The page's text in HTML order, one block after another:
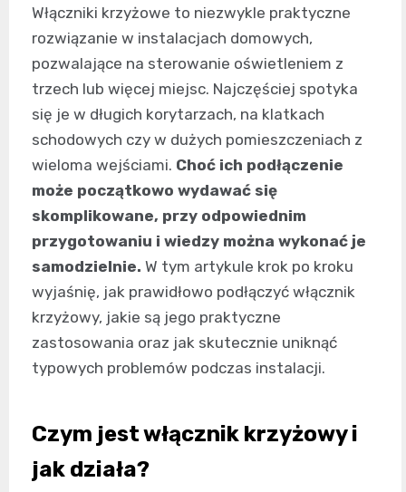
Włączniki krzyżowe to niezwykle praktyczne
rozwiązanie w instalacjach domowych,
pozwalające na sterowanie oświetleniem z
trzech lub więcej miejsc. Najczęściej spotyka
się je w długich korytarzach, na klatkach
schodowych czy w dużych pomieszczeniach z
wieloma wejściami. Choć ich podłączenie
może początkowo wydawać się
skomplikowane, przy odpowiednim
przygotowaniu i wiedzy można wykonać je
samodzielnie. W tym artykule krok po kroku
wyjaśnię, jak prawidłowo podłączyć włącznik
krzyżowy, jakie są jego praktyczne
zastosowania oraz jak skutecznie uniknąć
typowych problemów podczas instalacji.
Czym jest włącznik krzyżowy i
jak działa?